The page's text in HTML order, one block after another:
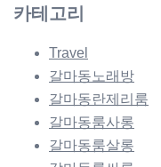
카테고리
Travel
갈마동노래방
갈마동란제리룸
갈마동룸사롱
갈마동룸살롱